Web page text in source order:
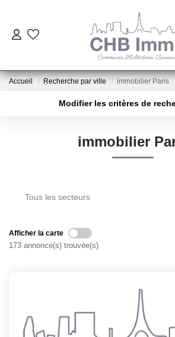
ESTIMATION
NOTRE AGENCE
CONTACT
Accueil Recherche par ville immobilier Paris
Modifier les critères de
immobilier
Tous les secteurs
Afficher la carte
173 annonce(s) trouvée(s)